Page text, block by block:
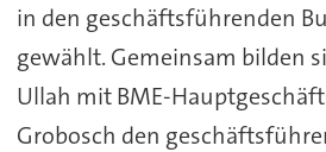
in den geschäftsführenden
gewählt. Gemeinsam bilden
Ullah mit BME-
Grobosch den